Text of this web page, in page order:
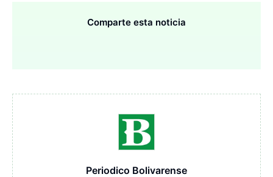
Comparte esta noticia
Periodico Bolivarense